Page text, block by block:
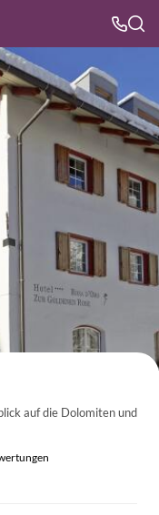
Auf der Karte anzeigen
auf die Dolomiten und